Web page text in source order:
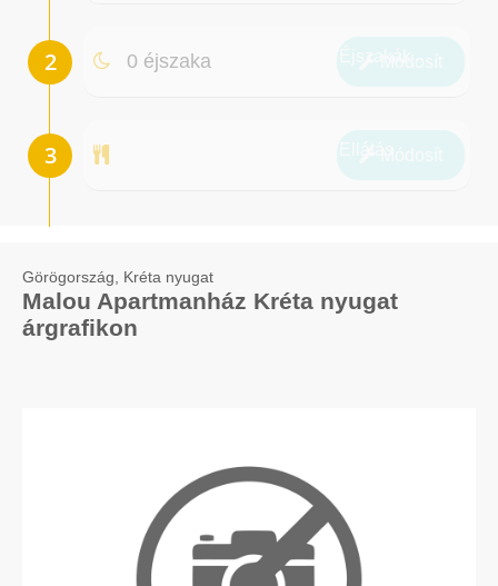
0 éjszaka
Görögország, Kréta nyugat
Malou Apartmanház Kréta nyugat
árgrafikon